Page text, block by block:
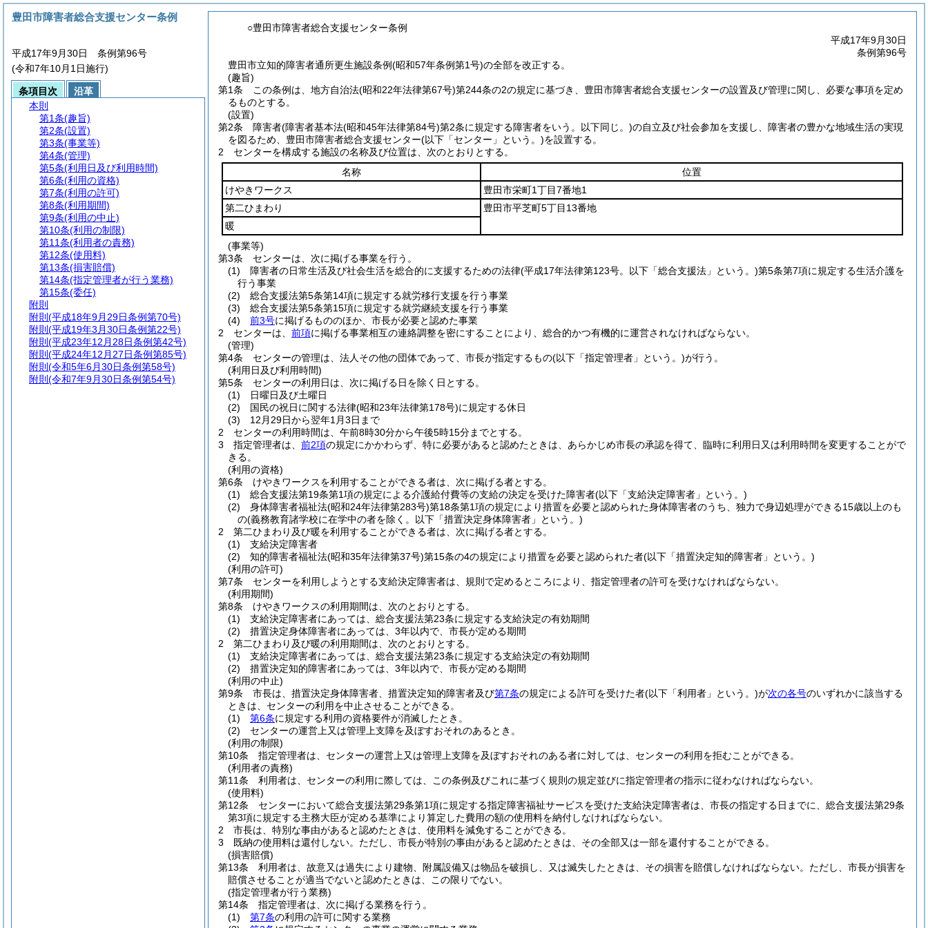
○豊田市障害者総合支援センター条例
平成17年9月30日
条例第96号
豊田市立知的障害者通所更生施設条例(昭和57年条例第1号)の全部を改正する。
(趣旨)
第1条
この条例は、地方自治法(昭和22年法律第67号)第244条の2の規定に基づき、豊田市障害者総合支援センターの設置及び管理に関し、必要な事項を定め
るものとする。
(設置)
第2条
障害者(障害者基本法(昭和45年法律第84号)第2条に規定する障害者をいう。以下同じ。)の自立及び社会参加を支援し、障害者の豊かな地域生活の実現
を図るため、豊田市障害者総合支援センター(以下「センター」という。)を設置する。
2
センターを構成する施設の名称及び位置は、次のとおりとする。
名称
位置
けやきワークス
豊田市栄町1丁目7番地1
第二ひまわり
豊田市平芝町5丁目13番地
暖
(事業等)
第3条
センターは、次に掲げる事業を行う。
(1)
障害者の日常生活及び社会生活を総合的に支援するための法律(平成17年法律第123号。以下「総合支援法」という。)第5条第7項に規定する生活介護を
行う事業
(2)
総合支援法第5条第14項に規定する就労移行支援を行う事業
(3)
総合支援法第5条第15項に規定する就労継続支援を行う事業
(4)
前3号に掲げるもののほか、市長が必要と認めた事業
2
センターは、 前項に掲げる事業相互の連絡調整を密にすることにより、総合的かつ有機的に運営されなければならない。
(管理)
第4条
センターの管理は、法人その他の団体であって、市長が指定するもの(以下「指定管理者」という。)が行う。
(利用日及び利用時間)
第5条
センターの利用日は、次に掲げる日を除く日とする。
(1)
日曜日及び土曜日
(2)
国民の祝日に関する法律(昭和23年法律第178号)に規定する休日
(3)
12月29日から翌年1月3日まで
2
センターの利用時間は、午前8時30分から午後5時15分までとする。
3
指定管理者は、 前2項の規定にかかわらず、特に必要があると認めたときは、あらかじめ市長の承認を得て、臨時に利用日又は利用時間を変更することがで
きる。
(利用の資格)
第6条
けやきワークスを利用することができる者は、次に掲げる者とする。
(1)
総合支援法第19条第1項の規定による介護給付費等の支給の決定を受けた障害者(以下「支給決定障害者」という。)
(2)
身体障害者福祉法(昭和24年法律第283号)第18条第1項の規定により措置を必要と認められた身体障害者のうち、独力で身辺処理ができる15歳以上のも
の(義務教育諸学校に在学中の者を除く。以下「措置決定身体障害者」という。)
2
第二ひまわり及び暖を利用することができる者は、次に掲げる者とする。
(1)
支給決定障害者
(2)
知的障害者福祉法(昭和35年法律第37号)第15条の4の規定により措置を必要と認められた者(以下「措置決定知的障害者」という。)
(利用の許可)
第7条
センターを利用しようとする支給決定障害者は、規則で定めるところにより、指定管理者の許可を受けなければならない。
(利用期間)
第8条
けやきワークスの利用期間は、次のとおりとする。
(1)
支給決定障害者にあっては、総合支援法第23条に規定する支給決定の有効期間
(2)
措置決定身体障害者にあっては、3年以内で、市長が定める期間
2
第二ひまわり及び暖の利用期間は、次のとおりとする。
(1)
支給決定障害者にあっては、総合支援法第23条に規定する支給決定の有効期間
(2)
措置決定知的障害者にあっては、3年以内で、市長が定める期間
(利用の中止)
第9条
市長は、措置決定身体障害者、措置決定知的障害者及び第7条の規定による許可を受けた者(以下「利用者」という。)が次の各号のいずれかに該当する
ときは、センターの利用を中止させることができる。
(1)
第6条に規定する利用の資格要件が消滅したとき。
(2)
センターの運営上又は管理上支障を及ぼすおそれのあるとき。
(利用の制限)
第10条
指定管理者は、センターの運営上又は管理上支障を及ぼすおそれのある者に対しては、センターの利用を拒むことができる。
(利用者の責務)
第11条
利用者は、センターの利用に際しては、この条例及びこれに基づく規則の規定並びに指定管理者の指示に従わなければならない。
(使用料)
第12条
センターにおいて総合支援法第29条第1項に規定する指定障害福祉サービスを受けた支給決定障害者は、市長の指定する日までに、総合支援法第29条
第3項に規定する主務大臣が定める基準により算定した費用の額の使用料を納付しなければならない。
2
市長は、特別な事由があると認めたときは、使用料を減免することができる。
3
既納の使用料は還付しない。 ただし、市長が特別の事由があると認めたときは、その全部又は一部を還付することができる。
(損害賠償)
第13条
利用者は、故意又は過失により建物、附属設備又は物品を破損し、又は滅失したときは、その損害を賠償しなければならない。 ただし、市長が損害を
賠償させることが適当でないと認めたときは、この限りでない。
(指定管理者が行う業務)
第14条
指定管理者は、次に掲げる業務を行う。
(1)
第7条の利用の許可に関する業務
豊田市障害者総合支援センター条例
平成17年9月30日 条例第96号
(令和7年10月1日施行)
条項目次
沿革
本則
第1条(趣旨)
第2条(設置)
第3条(事業等)
第4条(管理)
第5条(利用日及び利用時間)
第6条(利用の資格)
第7条(利用の許可)
第8条(利用期間)
第9条(利用の中止)
第10条(利用の制限)
第11条(利用者の責務)
第12条(使用料)
第13条(損害賠償)
第14条(指定管理者が行う業務)
第15条(委任)
附則
附則 (平成18年9月29日条例第70号)
附則 (平成19年3月30日条例第22号)
附則 (平成23年12月28日条例第42号)
附則 (平成24年12月27日条例第85号)
附則 (令和5年6月30日条例第58号)
附則 (令和7年9月30日条例第54号)